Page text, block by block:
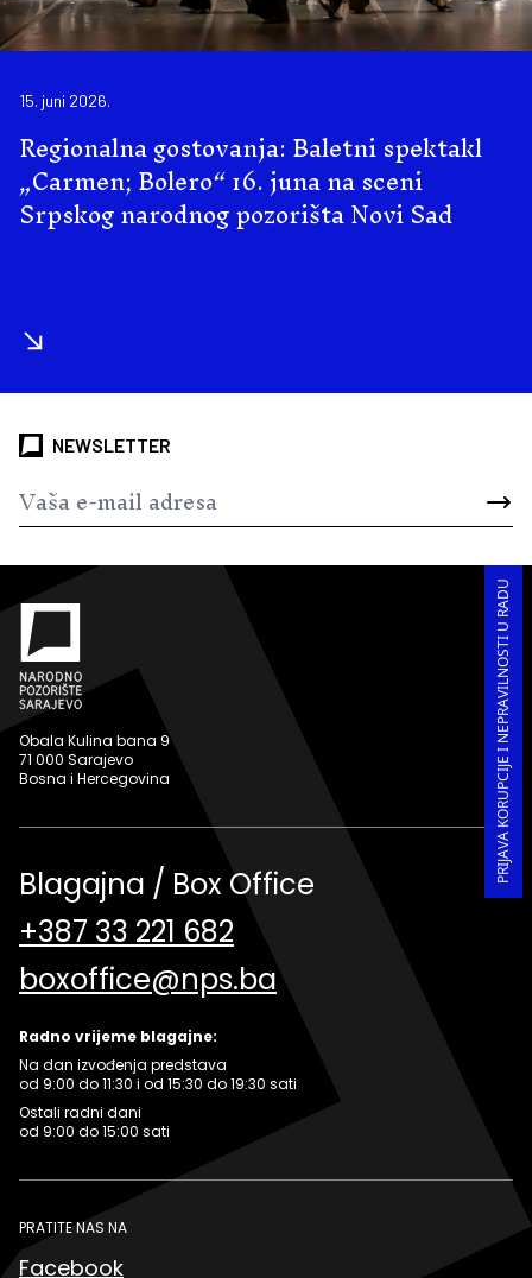
15. juni 2026.
Regionalna gostovanja: Baletni spektakl
„Carmen; Bolero“ 16. juna na sceni
Srpskog narodnog pozorišta Novi Sad
NEWSLETTER
PRIJAVA KORUPCIJE I NEPRAVILNOSTI U RADU
Obala Kulina bana 9
71 000 Sarajevo
Bosna i Hercegovina
Blagajna / Box Office
+387 33 221 682
boxoffice@nps.ba
Radno vrijeme blagajne:
Na dan izvođenja predstava
od 9:00 do 11:30 i od 15:30 do 19:30 sati
Ostali radni dani
od 9:00 do 15:00 sati
PRATITE NAS NA
Facebook